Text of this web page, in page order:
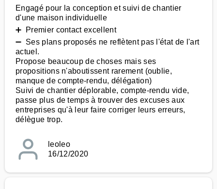
Engagé pour la conception et suivi de chantier
d'une maison individuelle
➕ Premier contact excellent
➖ Ses plans proposés ne reflètent pas l'état de l'art
actuel.
Propose beaucoup de choses mais ses
propositions n'aboutissent rarement (oublie,
manque de compte-rendu, délégation)
Suivi de chantier déplorable, compte-rendu vide,
passe plus de temps à trouver des excuses aux
entreprises qu'à leur faire corriger leurs erreurs,
délègue trop.
leoleo
16/12/2020